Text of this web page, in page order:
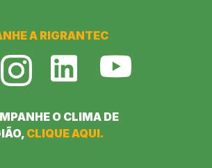
A RIGRANTEC
O CLIMA DE
CLIQUE AQUI.